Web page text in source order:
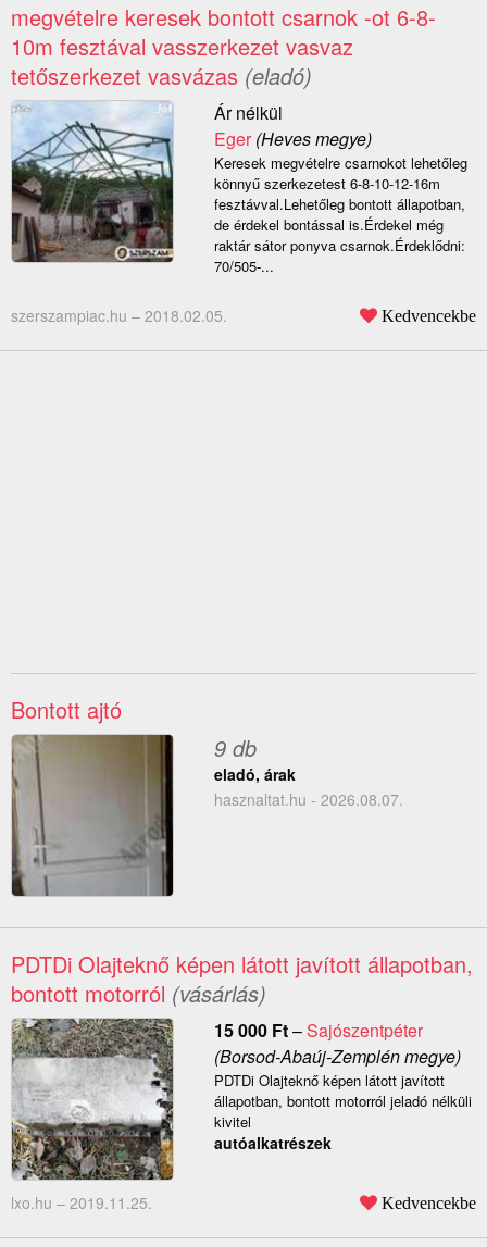
megvételre keresek bontott csarnok -ot 6-8-
10m fesztával vasszerkezet vasvaz
tetőszerkezet vasvázas (eladó)
Ár nélkül
Eger(Heves megye)
Keresek megvételre csarnokot lehetőleg
könnyű szerkezetest 6-8-10-12-16m
fesztávval.Lehetőleg bontott állapotban,
de érdekel bontással is.Érdekel még
raktár sátor ponyva csarnok.Érdeklődni:
70/505-...
szerszampiac.hu – 2018.02.05. Kedvencekbe
Bontott ajtó
9 db
eladó, árak
hasznaltat.hu - 2026.08.07.
PDTDi Olajteknő képen látott javított állapotban,
bontott motorról (vásárlás)
15 000 Ft–Sajószentpéter
(Borsod-Abaúj-Zemplén megye)
PDTDi Olajteknő képen látott javított
állapotban, bontott motorról jeladó nélküli
kivitel
autóalkatrészek
lxo.hu – 2019.11.25. Kedvencekbe